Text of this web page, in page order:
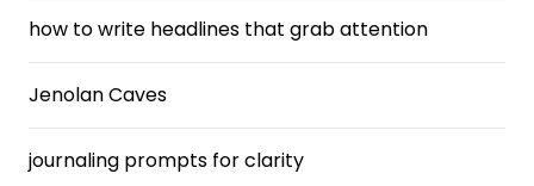
how to write headlines that grab attention
Jenolan Caves
journaling prompts for clarity